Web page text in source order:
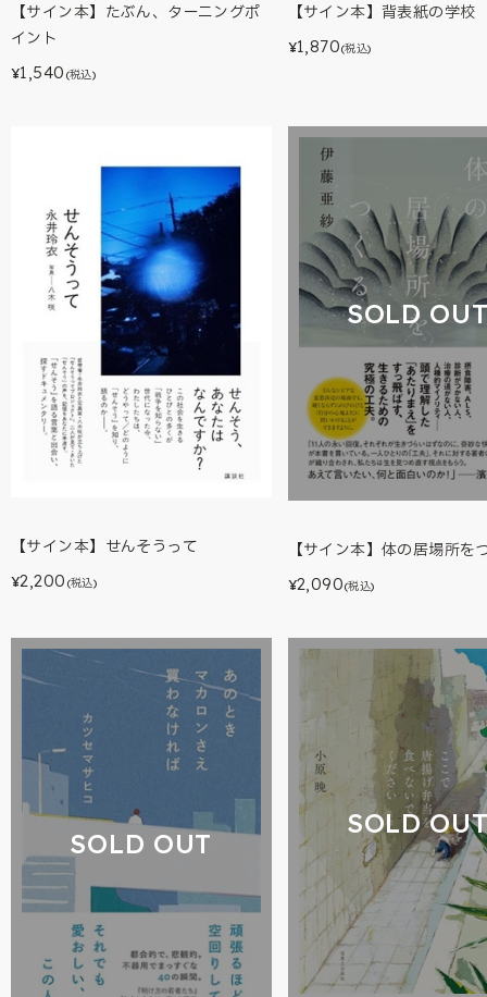
【サイン本】たぶん、ターニングポ
イント
¥1,540 (税込)
【サイン本】背表紙の学校
¥1,870(税込)
【サイン本】せんそうって
¥2,200 (税込)
SOLD
【サイン本】体の居場所を
¥2,090(税込)
SOLD OUT
SOLD